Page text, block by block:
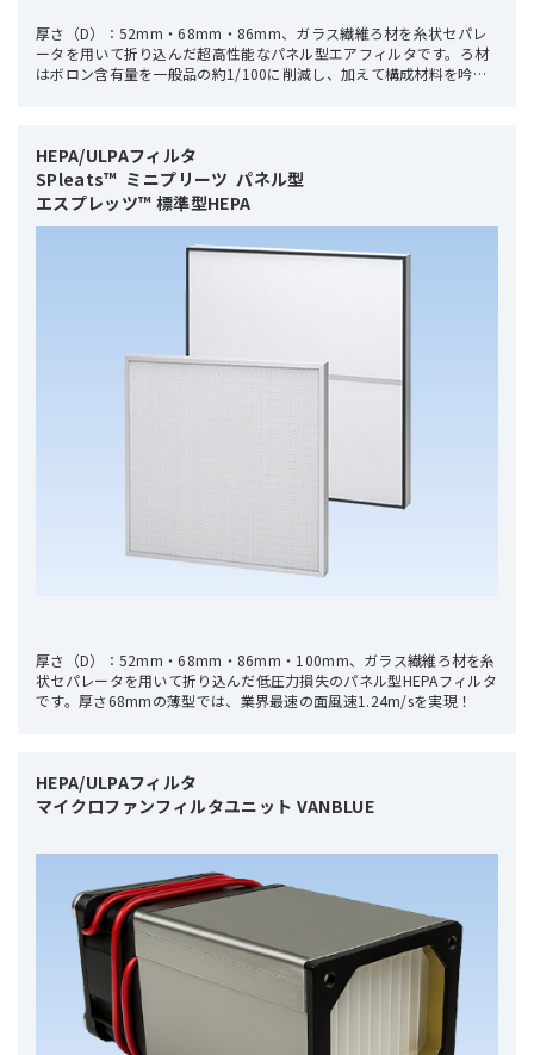
厚さ（D）：52mm・68mm・86mm、ガラス繊維ろ材を糸状セパレ
ータを用いて折り込んだ超高性能なパネル型エアフィルタです。ろ材
はボロン含有量を一般品の約1/100に削減し、加えて構成材料を吟味
HEPA/ULPAフィルタ
SPleats™  ミニプリーツ  パネル型
エスプレッツ™ 標準型HEPA
厚さ（D）：52mm・68mm・86mm・100mm、ガラス繊維ろ材を糸
状セパレータを用いて折り込んだ低圧力損失のパネル型HEPAフィルタ
です。厚さ68mmの薄型では、業界最速の面風速1.24m/sを実現！
HEPA/ULPAフィルタ
マイクロファンフィルタユニット VANBLUE